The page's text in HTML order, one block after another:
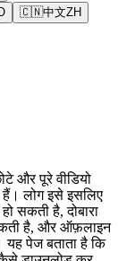
🇨🇳中文ZH
और पूरे वीडियो
हैं। लोग इसे इसलिए
सकती है, दोबारा
है, और ऑफ़लाइन
यह पेज बताता है कि